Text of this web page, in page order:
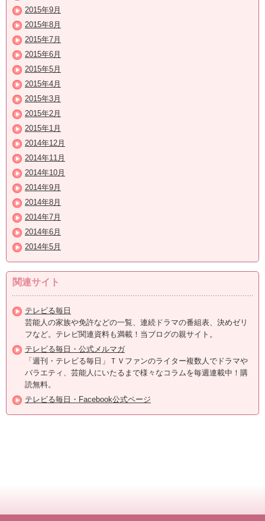
2015年9月
2015年8月
2015年7月
2015年6月
2015年5月
2015年4月
2015年3月
2015年2月
2015年1月
2014年12月
2014年11月
2014年10月
2014年9月
2014年8月
2014年7月
2014年6月
2014年5月
関連サイト
テレビる毎日
芸能人の家族や免許などの一覧、連続ドラマの番組表、決めゼリ
フなど。テレビ関連資料も満載！当ブログの親サイト。
テレビる毎日・公式メルマガ
「週刊・テレビる毎日」ＴＶファンのライター複数人でドラマや
バラエティ、芸能人にいたるまで様々なコラムを毎週連載中！購
読無料。
テレビる毎日・Facebook公式ページ